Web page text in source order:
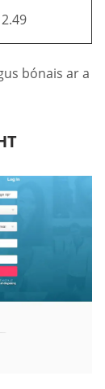
bónais ar a